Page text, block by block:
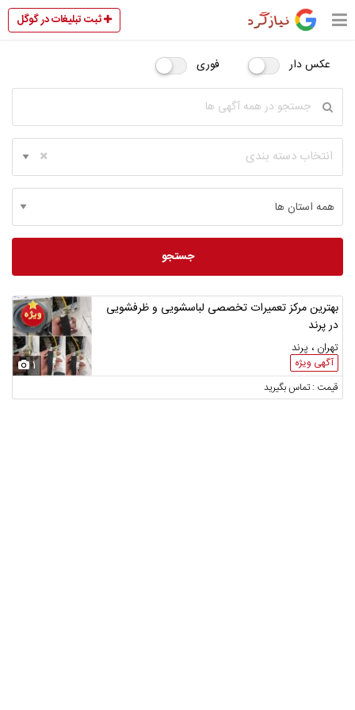
ثبت تبلیغات در گوگل
عکس دار فوری
انتخاب دسته بندی
جستجو
بهترین مرکز تعمیرات تخصصی لباسشویی و ظرفشویی
در پرند
تهران ، پرند
آگهی ویژه 1
قیمت : تماس بگیرید